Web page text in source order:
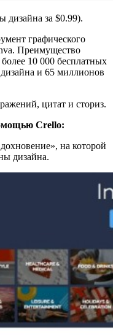
дизайна за $0.99).
графического
Преимущество
10 000 бесплатных
и 65 миллионов
цитат и сториз.
Crello:
на которой
дизайна.